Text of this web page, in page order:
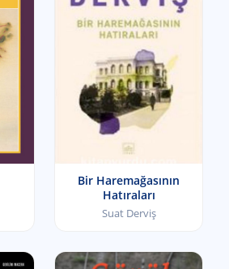
Bir Haremağasının
Hatıraları
Suat Derviş